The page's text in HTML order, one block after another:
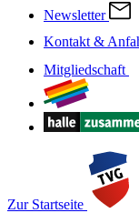
Newsletter
Kontakt &
Mitgliedschaft
Zur Startseite